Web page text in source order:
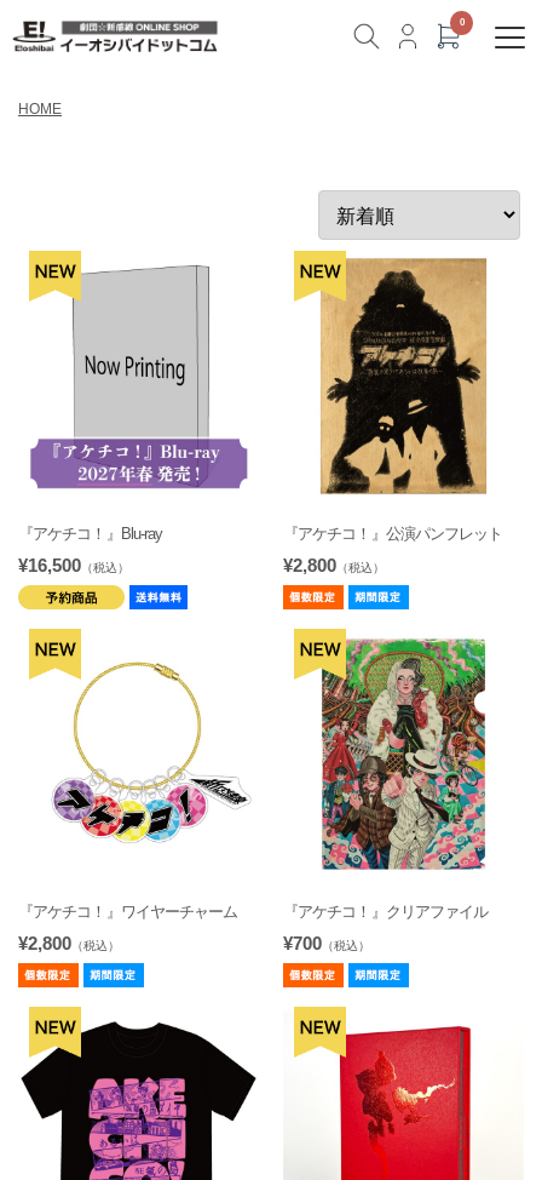
HOME
『アケチコ！』Blu-ray
¥16,500 （税込）
『アケチコ！』公演パンフレット
¥2,800 （税込）
『アケチコ！』ワイヤーチャーム
¥2,800 （税込）
『アケチコ！』クリアファイル
¥700 （税込）